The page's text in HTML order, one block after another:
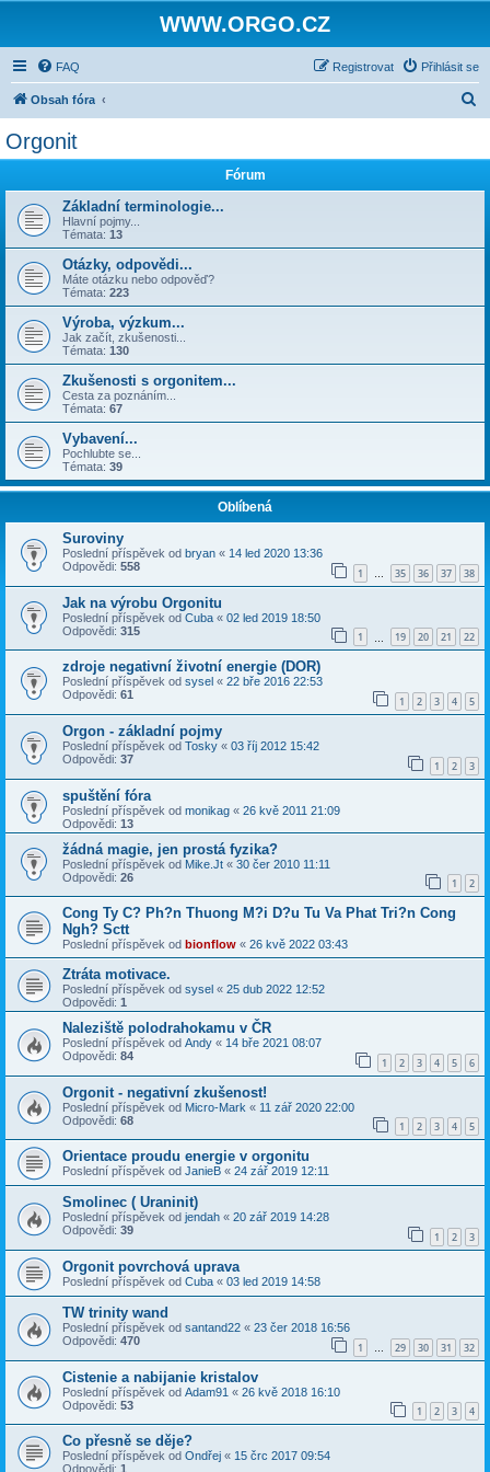
WWW.ORGO.CZ
FAQ Přihlásit se
Registrovat
Obsah fóra
Orgonit
Fórum
Základní terminologie...
Hlavní pojmy...
Témata: 13
Otázky, odpovědi...
Máte otázku nebo odpověď?
Témata: 223
Výroba, výzkum...
Jak začít, zkušenosti...
Témata: 130
Zkušenosti s orgonitem...
Cesta za poznáním...
Témata: 67
Vybavení...
Pochlubte se...
Témata: 39
Oblíbená
Suroviny
Poslední příspěvek od bryan « 14 led 2020 13:36
Odpovědi: 558 1 … 35 36 37 38
Jak na výrobu Orgonitu
Poslední příspěvek od Cuba « 02 led 2019 18:50
Odpovědi: 315 1 19 20 21 22
zdroje negativní životní energie (DOR)
Poslední příspěvek od sysel « 22 bře 2016 22:53
Odpovědi: 61 1 2 3 4 5
Orgon - základní pojmy
Poslední příspěvek od Tosky « 03 říj 2012 15:42
Odpovědi: 37 1 2 3
spuštění fóra
Poslední příspěvek od monikag « 26 kvě 2011 21:09
Odpovědi: 13
žádná magie, jen prostá fyzika?
Poslední příspěvek od Mike.Jt « 30 čer 2010 11:11
Odpovědi: 26 1 2
Cong Ty C? Ph?n Thuong M?i D?u Tu Va Phat Tri?n Cong
Ngh? Sctt
Poslední příspěvek od bionflow « 26 kvě 2022 03:43
Ztráta motivace.
Poslední příspěvek od sysel « 25 dub 2022 12:52
Odpovědi: 1
Naleziště polodrahokamu v ČR
Poslední příspěvek od Andy « 14 bře 2021 08:07
Odpovědi: 84 1 2 3 4 5 6
Orgonit - negativní zkušenost!
Poslední příspěvek od Micro-Mark « 11 zář 2020 22:00
Odpovědi: 68 1 2 3 4 5
Orientace proudu energie v orgonitu
Poslední příspěvek od JanieB « 24 zář 2019 12:11
Smolinec ( Uraninit)
Poslední příspěvek od jendah « 20 zář 2019 14:28
Odpovědi: 39 1 2 3
Orgonit povrchová uprava
Poslední příspěvek od Cuba « 03 led 2019 14:58
TW trinity wand
Poslední příspěvek od santand22 « 23 čer 2018 16:56
Odpovědi: 470 1 … 29 30 31 32
Cistenie a nabijanie kristalov
Poslední příspěvek od Adam91 « 26 kvě 2018 16:10
Odpovědi: 53 1 2 3 4
Co přesně se děje?
Poslední příspěvek od Ondřej « 15 črc 2017 09:54
Odpovědi: 1